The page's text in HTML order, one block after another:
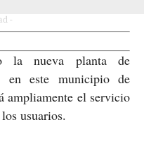
-
la nueva planta de
en este municipio de
ampliamente el servicio
usuarios.